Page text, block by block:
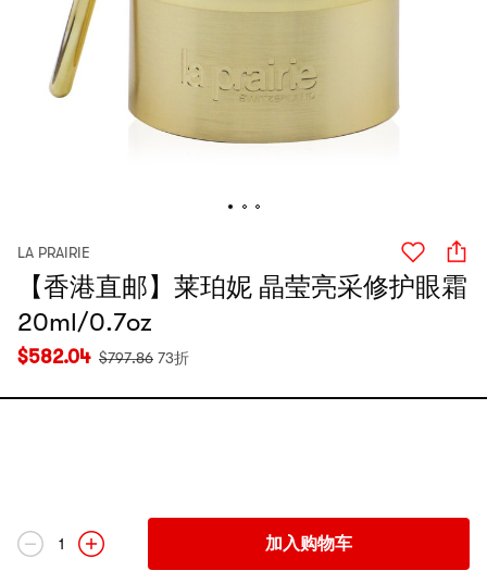
LA PRAIRIE
【香港直邮】莱珀妮 晶莹亮采修护眼霜
20ml/0.7oz
$582.04 $797.86 73折
1 加入购物车